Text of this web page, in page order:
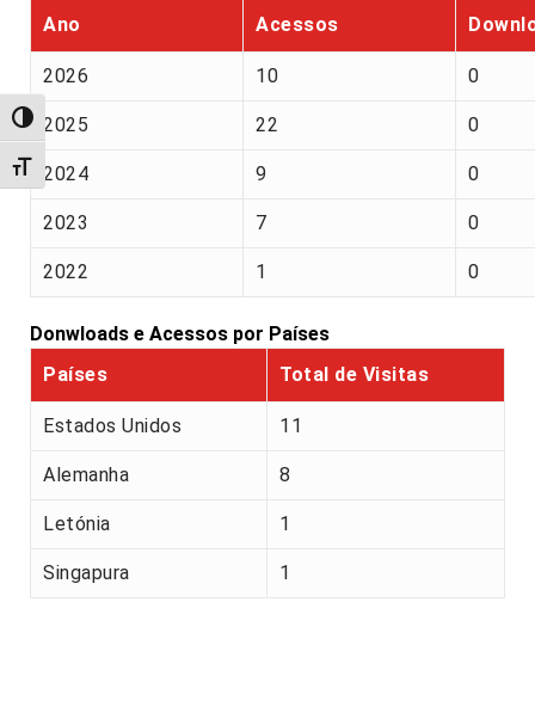
Alternar alto contraste
Alternar tamanho da fonte
Ano Acessos
2026 10 0
2025 22 0
2024 9 0
2023 7 0
2022 1 0
Donwloads e Acessos por Países
Países
Total de Visitas
Estados Unidos 11
Alemanha 8
Letónia 1
Singapura 1